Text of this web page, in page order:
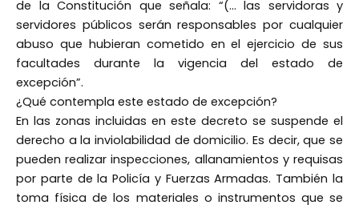
de la Constitución que señala: “(… las servidoras y
servidores públicos serán responsables por cualquier
abuso que hubieran cometido en el ejercicio de sus
facultades durante la vigencia del estado de
excepción”.
¿Qué contempla este estado de excepción?
En las zonas incluidas en este decreto se suspende el
derecho a la inviolabilidad de domicilio. Es decir, que se
pueden realizar inspecciones, allanamientos y requisas
por parte de la Policía y Fuerzas Armadas. También la
toma física de los materiales o instrumentos que se